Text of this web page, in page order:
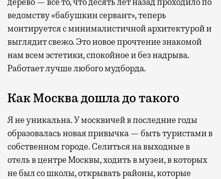
ведомству «бабушкин сервант», теперь
монтируется с минималистичной архитектурой и
выглядит свежо. Это новое прочтение знакомой
нам всем эстетики, спокойное и без надрыва.
Работает лучше любого мудборда.
Как Москва дошла до такого
Я не уникальна. У москвичей в последние годы
образовалась новая привычка — быть туристами в
собственном городе. Селиться на выходные в
отель в центре Москвы, ходить в музеи, в которых
не был со школы, открывать районы, которые